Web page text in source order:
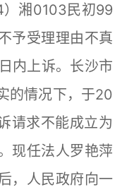
湘0103民初99
予受理理由不真
内上诉。长沙市
的情况下，于20
请求不能成立为
现任法人罗艳萍
，人民政府向一